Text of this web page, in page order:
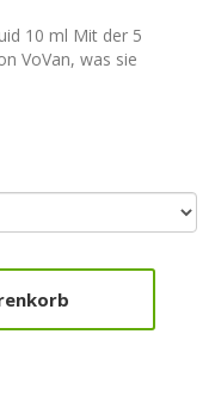
10 ml Mit der 5
VoVan, was sie